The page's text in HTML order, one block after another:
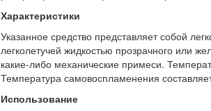
Характеристики
Указанное средство представляет собой
легколетучей жидкостью прозрачного или
какие-либо механические примеси.
Температура самовоспламенения
Использование